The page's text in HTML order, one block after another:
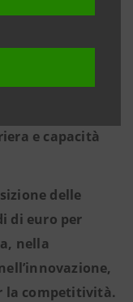
nelle
consolidare la
e capacità
delle
di euro per
nella
la competitività.